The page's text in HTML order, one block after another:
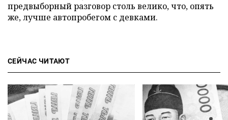
предвыборный разговор столь велико, что, опять
же, лучше автопробегом с девками.
СЕЙЧАС ЧИТАЮТ